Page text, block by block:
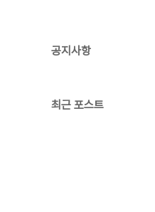
공지사항
최근 포스트